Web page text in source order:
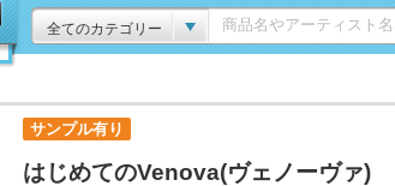
全てのカテゴリー
サンプル有り
はじめてのVenova(ヴェノーヴァ)